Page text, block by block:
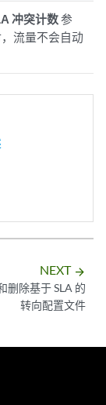
冲突计数参
流量不会自动
NEXT arrow_forward
删除基于 SLA 的
转向配置文件